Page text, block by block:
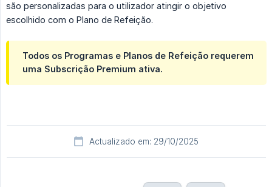
são personalizadas para o utilizador atingir o objetivo
escolhido com o Plano de Refeição.
Todos os Programas e Planos de Refeição requerem
uma Subscrição Premium ativa.
Actualizado em: 29/10/2025